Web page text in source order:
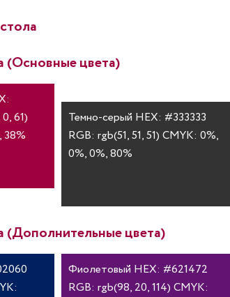
(Основные цвета)
61)
38%
Темно-серый HEX: #333333
RGB: rgb(51, 51, 51) CMYK: 0%,
0%, 0%, 80%
(Дополнительные цвета)
Фиолетовый HEX: #621472
RGB: rgb(98, 20, 114) CMYK: